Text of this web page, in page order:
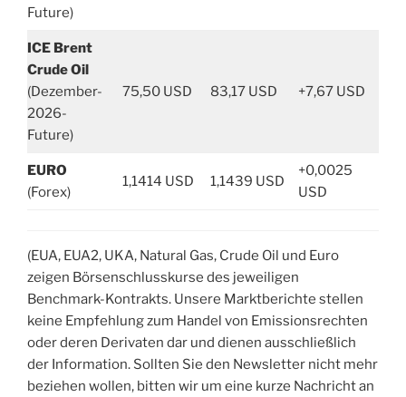
Future)
ICE Brent
Crude Oil
(Dezember-
2026-
Future)
75,50 USD 83,17 USD +7,67 USD
EURO
(Forex)
1,1414 USD 1,1439 USD
+0,0025
USD
(EUA, EUA2, UKA, Natural Gas, Crude Oil und Euro
zeigen Börsenschlusskurse des jeweiligen
Benchmark-Kontrakts. Unsere Marktberichte stellen
keine Empfehlung zum Handel von Emissionsrechten
oder deren Derivaten dar und dienen ausschließlich
der Information. Sollten Sie den Newsletter nicht mehr
beziehen wollen, bitten wir um eine kurze Nachricht an